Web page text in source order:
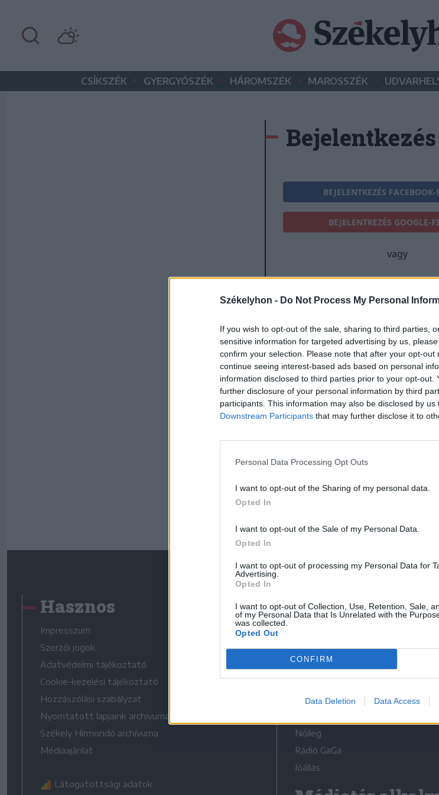
Székelyhon - Do Not Process My Personal
If you wish to opt-out of the sale, sharing to third parties,
sensitive information for targeted advertising by us,
confirm your selection. Please note that after your opt-out
continue seeing interest-based ads based on personal
information disclosed to third parties prior to your opt-out.
further disclosure of your personal information by third
participants. This information may also be disclosed by
Downstream Participants that may further disclose it to
Personal Data Processing Opt Outs
I want to opt-out of the Sharing of my personal data.
Opted In
I want to opt-out of the Sale of my Personal Data.
Opted In
I want to opt-out of processing my Personal Data for
Advertising.
Opted In
I want to opt-out of Collection, Use, Retention, Sale,
of my Personal Data that Is Unrelated with the
was collected.
Opted Out
CONFIRM
Data Deletion Data Access
CSÍKSZÉK • GYERGYÓSZÉK • HÁROMSZÉK • MAROSSZÉK •
Bejelentkezés
BEJELENTKEZÉS
BEJELENTKEZÉS GOOGLE-
vagy
E-mail-cím
Jelszó
Elfelejtette a jelszavát?
Hasznos
Impresszum
Szerzői jogok
Adatvédelmi tájékoztató
Cookie-kezelési tájékoztató
Hozzászólási szabályzat
Nyomtatott lapjaink archívuma
Székely Hírmondó archívuma
Médiaajánlat
Látogatottsági adatok
Médiatér
Liget
Krónika
Bihari Napló
Erdélyi Napló
Nőileg
Rádió GaGa
Jóállás